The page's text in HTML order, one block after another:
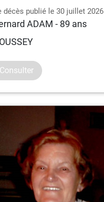
décès publié le 30 juillet 2026
ADAM - 89 ans
Consulter